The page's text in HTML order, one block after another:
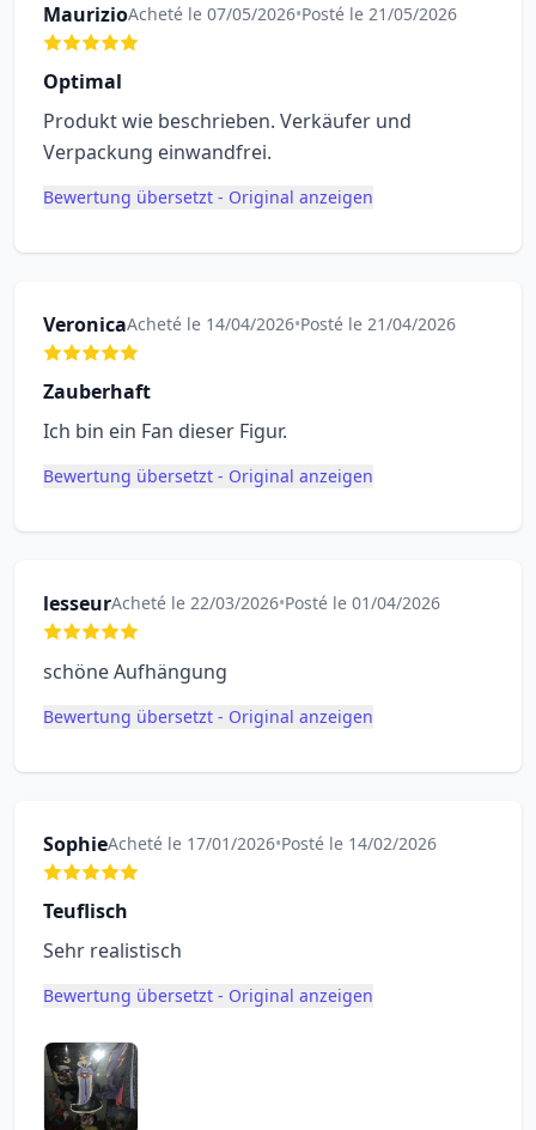
MaurizioAcheté le 07/05/2026•Posté le 21/05/2026
Optimal
Produkt wie beschrieben. Verkäufer und
Verpackung einwandfrei.
Bewertung übersetzt - Original anzeigen
VeronicaAcheté le 14/04/2026•Posté le 21/04/2026
Zauberhaft
Ich bin ein Fan dieser Figur.
Bewertung übersetzt - Original anzeigen
lesseurAcheté le 22/03/2026•Posté le 01/04/2026
schöne Aufhängung
Bewertung übersetzt - Original anzeigen
SophieAcheté le 17/01/2026•Posté le 14/02/2026
Teuflisch
Sehr realistisch
Bewertung übersetzt - Original anzeigen